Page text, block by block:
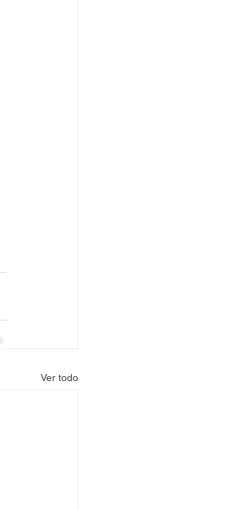
Ver todo